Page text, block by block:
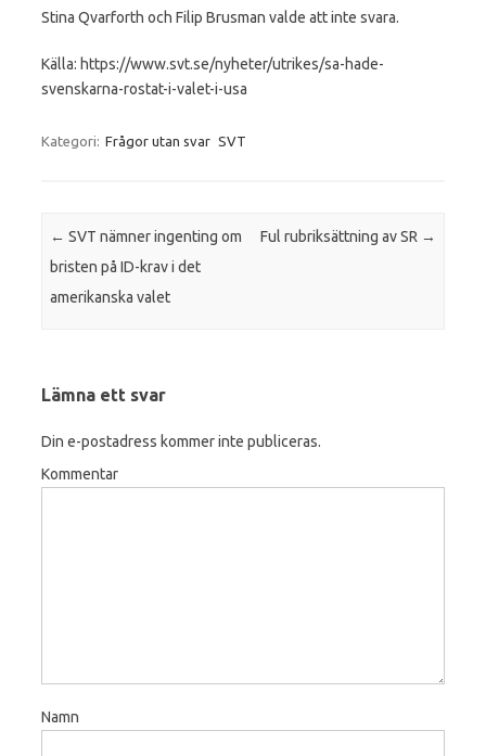
Stina Qvarforth och Filip Brusman valde att inte svara.
Källa: https://www.svt.se/nyheter/utrikes/sa-hade-
svenskarna-rostat-i-valet-i-usa
Kategori: Frågor utan svar SVT
Inläggsnavigering
← SVT nämner ingenting om
bristen på ID-krav i det
amerikanska valet
Ful rubriksättning av SR →
Lämna ett svar
Din e-postadress kommer inte publiceras.
Kommentar
Namn